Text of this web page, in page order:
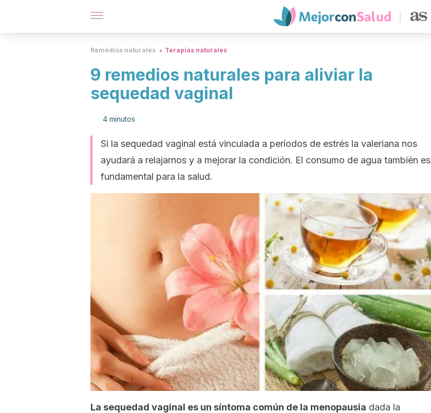
Remedios naturales Terapias naturales
9 remedios naturales para aliviar la
sequedad vaginal
4 minutos
Si la sequedad vaginal está vinculada a períodos de estrés la valeriana nos
ayudará a relajarnos y a mejorar la condición. El consumo de agua también es
fundamental para la salud.
La sequedad vaginal es un síntoma común de la menopausia dada la